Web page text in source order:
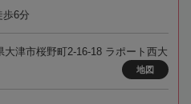
歩6分
大津市桜野町2-16-18 ラポート西大
地図